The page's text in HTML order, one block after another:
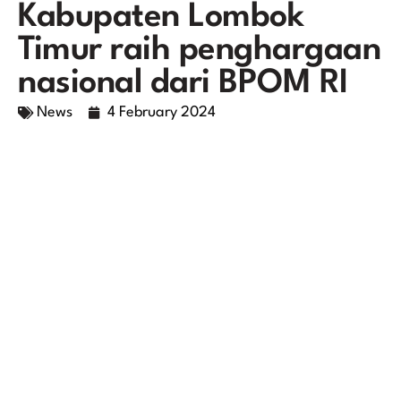
Kabupaten Lombok
Timur raih penghargaan
nasional dari BPOM RI
News 4 February 2024